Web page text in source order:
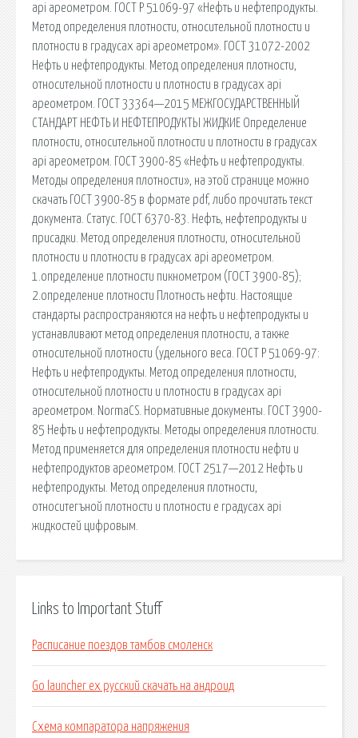
api ареометром. ГОСТ Р 51069-97 «Нефть и нефтепродукты.
Метод определения плотности, относительной плотности и
плотности в градусах api ареометром». ГОСТ 31072-2002
Нефть и нефтепродукты. Метод определения плотности,
относительной плотности и плотности в градусах api
ареометром. ГОСТ 33364—2015 МЕЖГОСУДАРСТВЕННЫЙ
СТАНДАРТ НЕФТЬ И НЕФТЕПРОДУКТЫ ЖИДКИЕ Определение
плотности, относительной плотности и плотности в градусах
api ареометром. ГОСТ 3900-85 «Нефть и нефтепродукты.
Методы определения плотности», на этой странице можно
скачать ГОСТ 3900-85 в формате pdf, либо прочитать текст
документа. Статус. ГОСТ 6370-83. Нефть, нефтепродукты и
присадки. Метод определения плотности, относительной
плотности и плотности в градусах api ареометром.
1.определение плотности пикнометром (ГОСТ 3900-85);
2.определение плотности Плотность нефти. Настоящие
стандарты распространяются на нефть и нефтепродукты и
устанавливают метод определения плотности, а также
относительной плотности (удельного веса. ГОСТ Р 51069-97:
Нефть и нефтепродукты. Метод определения плотности,
относительной плотности и плотности в градусах api
ареометром. NormaCS. Нормативные документы. ГОСТ 3900-
85 Нефть и нефтепродукты. Методы определения плотности.
Метод применяется для определения плотности нефти и
нефтепродуктов ареометром. ГОСТ 2517—2012 Нефть и
нефтепродукты. Метод определения плотности,
относитегъной плотности и плотности е градусах api
жидкостей цифровым.
Links to Important Stuff
Расписание поездов тамбов смоленск
Go launcher ex русский скачать на андроид
Схема компаратора напряжения